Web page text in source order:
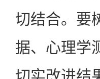
切结合。要
据、心理学